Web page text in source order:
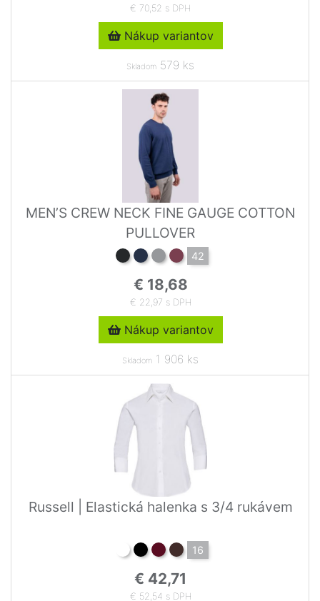
€ 70,52 s DPH
Nákup variantov
Skladom 579 ks
MEN’S CREW NECK FINE GAUGE COTTON
PULLOVER
42
€ 18,68
€ 22,97 s DPH
Nákup variantov
Skladom 1 906 ks
Russell | Elastická halenka s 3/4 rukávem
16
€ 42,71
€ 52,54 s DPH